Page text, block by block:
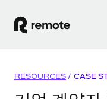
RESOURCES / CASE